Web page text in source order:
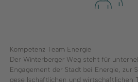
Kompetenz Team Energie
Der Winterberger Weg steht für
Engagement der Stadt bei Energie, zur
gesellschaftlichen und wirtschaftlichen